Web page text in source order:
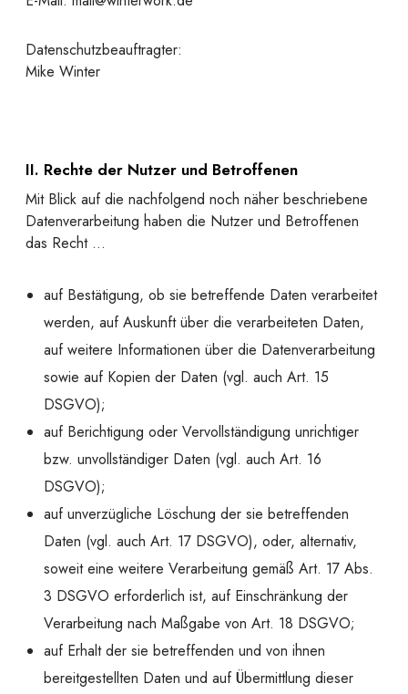
Datenschutzbeauftragter:
Mike Winter
II. Rechte der Nutzer und Betroffenen
Mit Blick auf die nachfolgend noch näher beschriebene
Datenverarbeitung haben die Nutzer und Betroffenen
das Recht …
auf Bestätigung, ob sie betreffende Daten verarbeitet
werden, auf Auskunft über die verarbeiteten Daten,
auf weitere Informationen über die Datenverarbeitung
sowie auf Kopien der Daten (vgl. auch Art. 15
DSGVO);
auf Berichtigung oder Vervollständigung unrichtiger
bzw. unvollständiger Daten (vgl. auch Art. 16
DSGVO);
auf unverzügliche Löschung der sie betreffenden
Daten (vgl. auch Art. 17 DSGVO), oder, alternativ,
soweit eine weitere Verarbeitung gemäß Art. 17 Abs.
3 DSGVO erforderlich ist, auf Einschränkung der
Verarbeitung nach Maßgabe von Art. 18 DSGVO;
auf Erhalt der sie betreffenden und von ihnen
bereitgestellten Daten und auf Übermittlung dieser